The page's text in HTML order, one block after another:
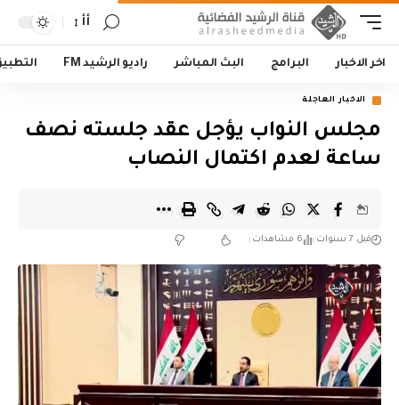
أأ
اخر الاخبار البرامج البث المباشر راديو الرشيد FM
الاخبار العاجلة
مجلس النواب يؤجل عقد جلسته نصف
ساعة لعدم اكتمال النصاب
قبل 7 سنوات 6 مشاهدات